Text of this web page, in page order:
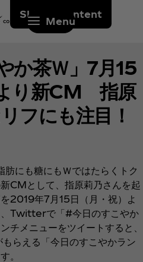
Skip to content
Menu
か茶Ｗ」7月15
り新CM 指原
フにも注目！
にも糖にもＷではたらくトク
CMとして、指原莉乃さんを起
2019年7月15日（月・祝）よ
、Twitterで「#今日のすこやか
チメニューをツイートすると、
らえる「今日のすこやかラン
。